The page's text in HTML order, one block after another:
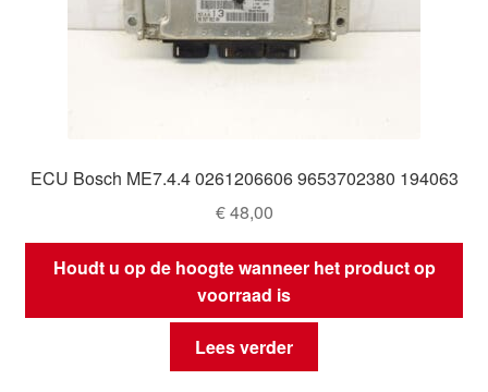
ECU Bosch ME7.4.4 0261206606 9653702380 194063
€48,00
Houdt u op de hoogte wanneer het product op
voorraad is
Lees verder